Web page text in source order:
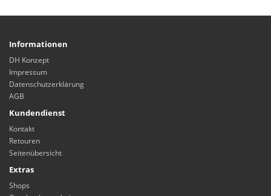
Informationen
DH Konzept
Impressum
Datenschutzerklärung
AGB
Kundendienst
Kontakt
Retouren
Seitenübersicht
Extras
Shops